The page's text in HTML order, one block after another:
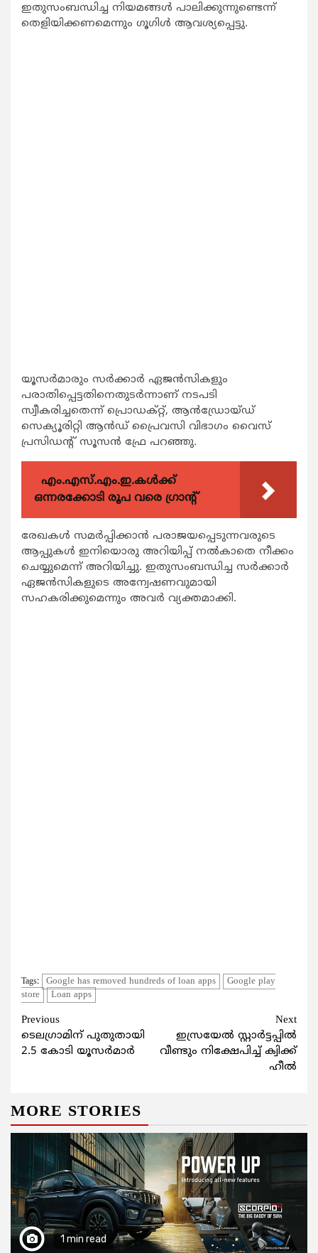
ഇതുസംബന്ധിച്ച നിയമങ്ങള്‍ പാലിക്കുന്നുണ്ടെന്ന്
തെളിയിക്കണമെന്നും ഗൂഗിള്‍ ആവശ്യപ്പെട്ടു.
യൂസര്‍മാരും സര്‍ക്കാര്‍ ഏജന്‍സികളും
പരാതിപ്പെട്ടതിനെതുടര്‍ന്നാണ് നടപടി
സ്വീകരിച്ചതെന്ന് പ്രൊഡക്റ്റ്, ആന്‍ഡ്രോയ്ഡ്
സെക്യൂരിറ്റി ആന്‍ഡ് പ്രൈവസി വിഭാഗം വൈസ്
പ്രസിഡന്റ് സൂസന്‍ ഫ്രേ പറഞ്ഞു.
എം.എസ്.എം.ഇ.കൾക്ക്
ഒന്നരക്കോടി രൂപ വരെ ഗ്രാന്റ്
രേഖകള്‍ സമര്‍പ്പിക്കാന്‍ പരാജയപ്പെടുന്നവരുടെ
ആപ്പുകള്‍ ഇനിയൊരു അറിയിപ്പ് നല്‍കാതെ നീക്കം
ചെയ്യുമെന്ന് അറിയിച്ചു. ഇതുസംബന്ധിച്ച സര്‍ക്കാര്‍
ഏജന്‍സികളുടെ അന്വേഷണവുമായി
സഹകരിക്കുമെന്നും അവര്‍ വ്യക്തമാക്കി.
Tags: Google has removed hundreds of loan apps
Google play
store
Loan apps
Continue
Reading
Previous
ടെലഗ്രാമിന് പുതുതായി
2.5 കോടി യൂസര്‍മാര്‍
Next
ഇസ്രയേല്‍ സ്റ്റാര്‍ട്ടപ്പില്‍
വീണ്ടും നിക്ഷേപിച്ച് ക്വിക്ക്
ഹീല്‍
MORE STORIES
1 min read